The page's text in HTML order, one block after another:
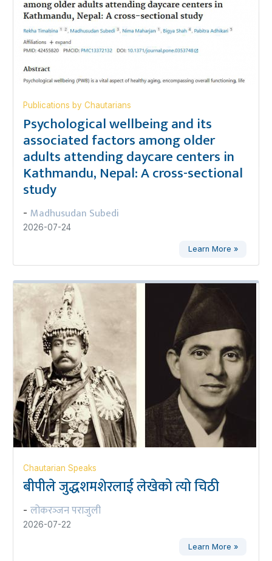
Publications by Chautarians
Psychological wellbeing and its
associated factors among older
adults attending daycare centers in
Kathmandu, Nepal: A cross-sectional
study
- Madhusudan Subedi
2026-07-24
Learn More »
Chautarian Speaks
बीपीले जुद्धशमशेरलाई लेखेको त्यो चिठी
- लोकरञ्‍जन पराजुली
2026-07-22
Learn More »